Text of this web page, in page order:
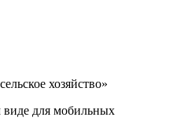
хозяйство»
виде для мобильных